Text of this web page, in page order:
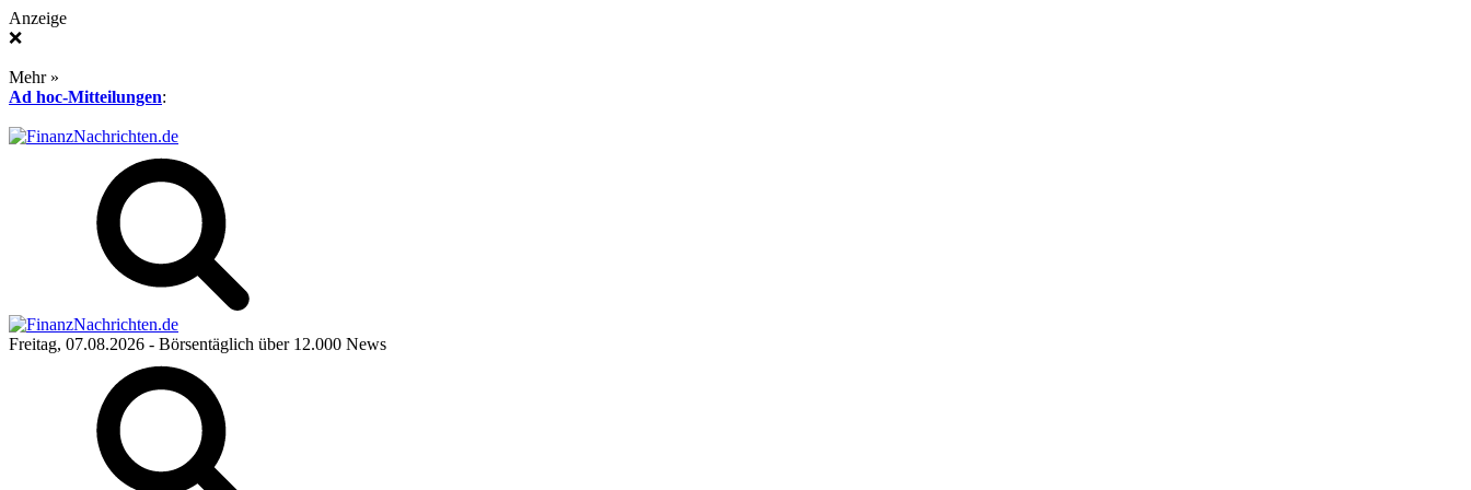
Anzeige
❌
Mehr »
Ad hoc-Mitteilungen:
Freitag, 07.08.2026 - Börsentäglich über 12.000 News